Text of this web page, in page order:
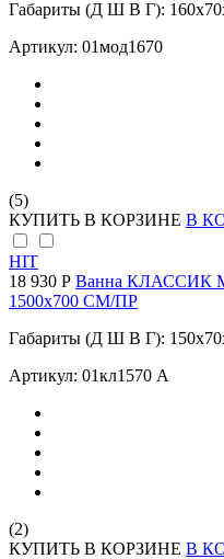
Габариты (Д Ш В Г):
Артикул: 01мод1670
(5)
КУПИТЬ В КОРЗИНЕ В
HIT
18 930 Р Ванна КЛАССИК
1500х700 СМ/ПР
Габариты (Д Ш В Г):
Артикул: 01кл1570 А
(2)
КУПИТЬ В КОРЗИНЕ В